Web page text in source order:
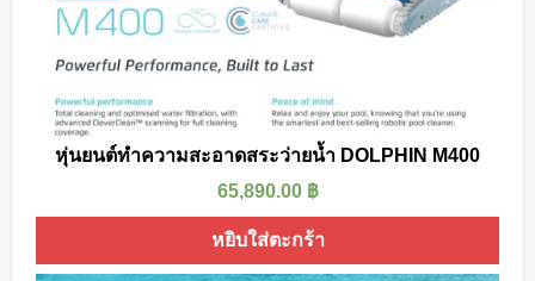
หุ่นยนต์ทำความสะอาดสระว่ายน้ำ DOLPHIN M400
65,890.00 ฿
หยิบใส่ตะกร้า